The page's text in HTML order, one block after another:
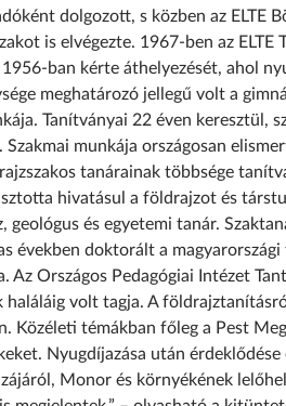
dolgozott, s közben az ELTE
is elvégezte. 1967-ben az
ban kérte áthelyezését, ahol
meghatározó jellegű volt a
Tanítványai 22 éven keresztül,
munkája országosan
tanárainak többsége
hivatásul a földrajzot és
geológus és egyetemi tanár.
években doktorált a
Országos Pedagógiai Intézet
haláláig volt tagja. A
Közéleti témákban főleg a Pest
Nyugdíjazása után
Monor és környékének